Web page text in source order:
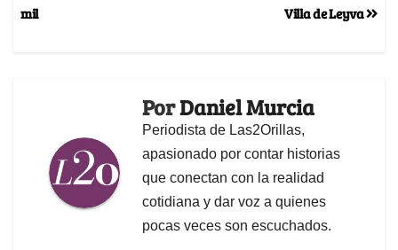
Villa de Leyva
mil
PorDaniel Murcia
Periodista de Las2Orillas,
apasionado por contar historias
que conectan con la realidad
cotidiana y dar voz a quienes
pocas veces son escuchados.